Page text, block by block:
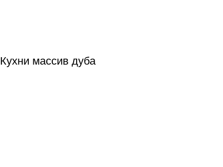
Кухни массив дуба